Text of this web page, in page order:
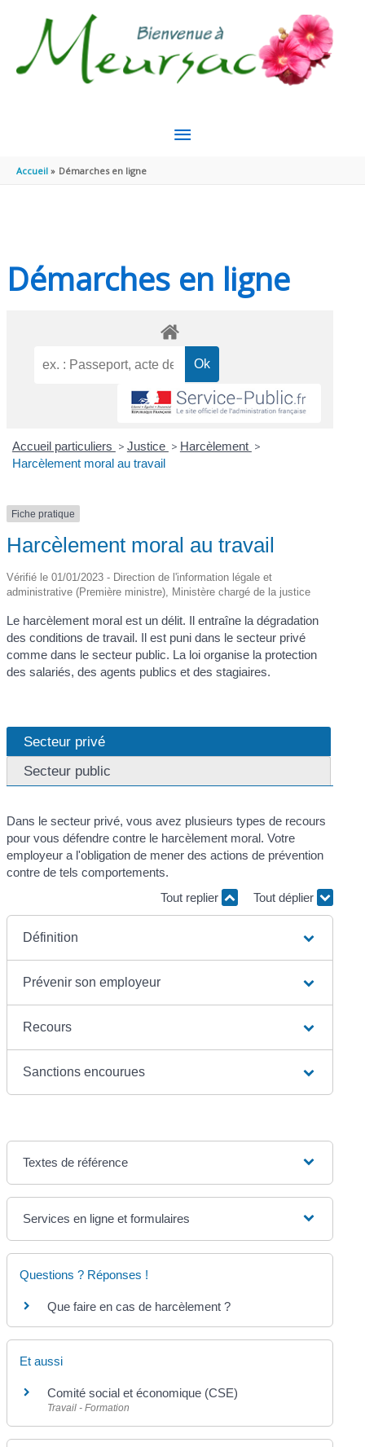
MENU
Accueil Démarches en ligne
Démarches en ligne
Accueil particuliers > Justice > Harcèlement >
Harcèlement moral au travail
Fiche pratique
Harcèlement moral au travail
Vérifié le 01/01/2023 - Direction de l'information légale et
administrative (Première ministre), Ministère chargé de la justice
Le harcèlement moral est un délit. Il entraîne la dégradation
des conditions de travail. Il est puni dans le secteur privé
comme dans le secteur public. La loi organise la protection
des salariés, des agents publics et des stagiaires.
Secteur privé
Secteur public
Dans le secteur privé, vous avez plusieurs types de recours
pour vous défendre contre le harcèlement moral. Votre
employeur a l'obligation de mener des actions de prévention
contre de tels comportements.
Tout replier
Tout déplier
Définition
Prévenir son employeur
Recours
Sanctions encourues
Textes de référence
Services en ligne et formulaires
Questions ? Réponses !
Que faire en cas de harcèlement ?
Et aussi
Comité social et économique (CSE)
Travail - Formation